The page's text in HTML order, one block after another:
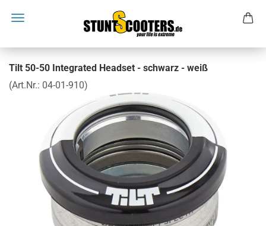
Tilt 50-50 Integrated Headset - schwarz - weiß
(Art.Nr.: 04-01-910)